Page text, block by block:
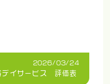
2026/03/24
イサービス 評価表